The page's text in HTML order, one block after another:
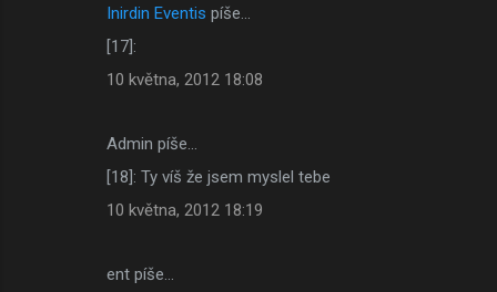
Inirdin Eventis píše…
[17]:
10 května, 2012 18:08
Admin píše…
[18]: Ty víš že jsem myslel tebe
10 května, 2012 18:19
ent píše…